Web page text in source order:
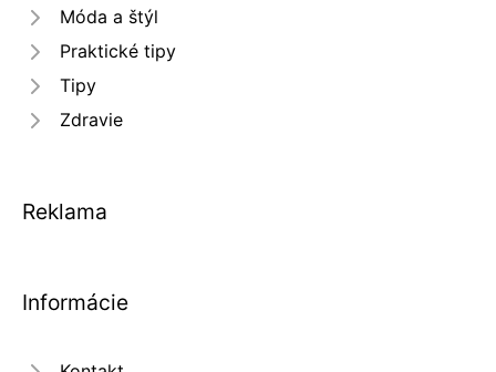
Móda a štýl
Praktické tipy
Tipy
Zdravie
Reklama
Informácie